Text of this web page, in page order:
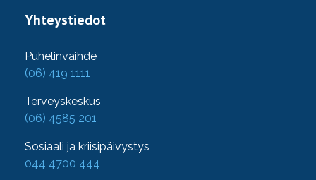
Yhteystiedot
Puhelinvaihde
(06) 419 1111
Terveyskeskus
(06) 4585 201
Sosiaali ja kriisipäivystys
044 4700 444